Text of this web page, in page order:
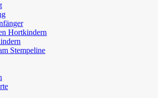
Hortkindern
Stempeline